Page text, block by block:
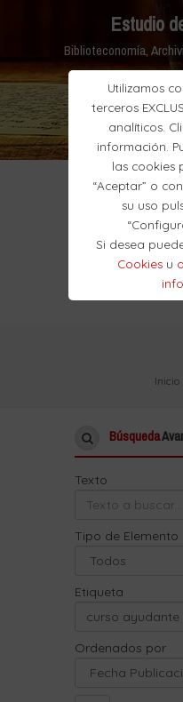
Utilizamos
terceros
analíticos.
información.
las cookies
“Aceptar” o
su uso
Si desea
Cookiesu
Estudio
Biblioteconomía,
Inicio
Búsqueda
Texto
Tipo de Elemento
Etiqueta
Ordenados por